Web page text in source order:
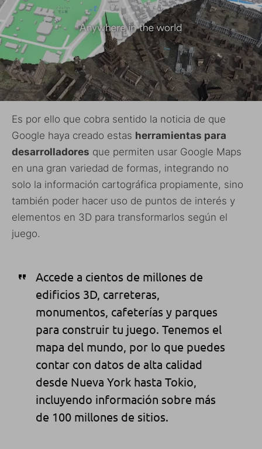
Es por ello que cobra sentido la noticia de que
Google haya creado estas herramientas para
desarrolladores que permiten usar Google Maps
en una gran variedad de formas, integrando no
solo la información cartográfica propiamente, sino
también poder hacer uso de puntos de interés y
elementos en 3D para transformarlos según el
juego.
Accede a cientos de millones de
edificios 3D, carreteras,
monumentos, cafeterías y parques
para construir tu juego. Tenemos el
mapa del mundo, por lo que puedes
contar con datos de alta calidad
desde Nueva York hasta Tokio,
incluyendo información sobre más
de 100 millones de sitios.